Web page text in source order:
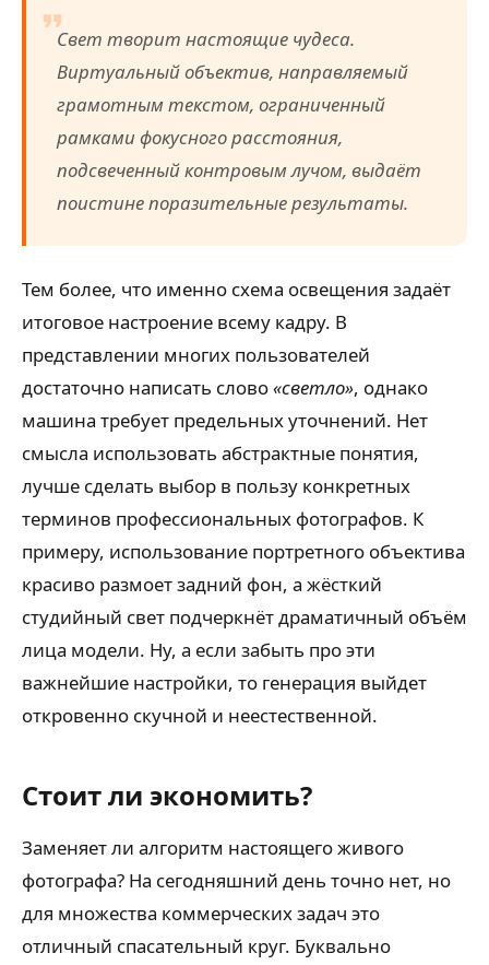
Свет творит настоящие чудеса.
Виртуальный объектив, направляемый
грамотным текстом, ограниченный
рамками фокусного расстояния,
подсвеченный контровым лучом, выдаёт
поистине поразительные результаты.
Тем более, что именно схема освещения задаёт
итоговое настроение всему кадру. В
представлении многих пользователей
достаточно написать слово«светло», однако
машина требует предельных уточнений. Нет
смысла использовать абстрактные понятия,
лучше сделать выбор в пользу конкретных
терминов профессиональных фотографов. К
примеру, использование портретного объектива
красиво размоет задний фон, а жёсткий
студийный свет подчеркнёт драматичный объём
лица модели. Ну, а если забыть про эти
важнейшие настройки, то генерация выйдет
откровенно скучной и неестественной.
Стоит ли экономить?
Заменяет ли алгоритм настоящего живого
фотографа? На сегодняшний день точно нет, но
для множества коммерческих задач это
отличный спасательный круг. Буквально